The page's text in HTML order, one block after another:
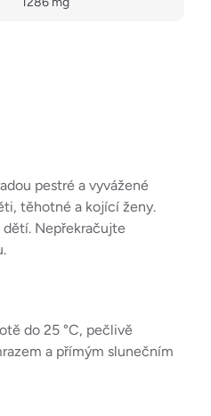
pestré a vyvážené
těhotné a kojící ženy.
Nepřekračujte
do 25 °C, pečlivě
a přímým slunečním